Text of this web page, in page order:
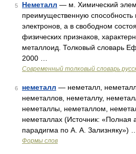
5 Неметалл — м. Химический
преимущественную способность
электронов, а в свободном
физических признаков,
металлоид. Толковый словарь
2000 …
Современный толковый словарь
6 неметалл — неметалл,
неметаллов, неметаллу,
неметаллы, неметаллом,
неметаллах (Источник: «Полная
парадигма по А. А. Зализняку») …
Формы слов